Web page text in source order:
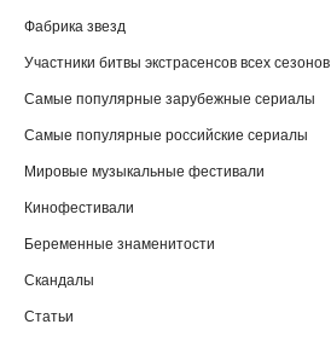
Фабрика звезд
Участники битвы экстрасенсов всех сезонов
Самые популярные зарубежные сериалы
Самые популярные российские сериалы
Мировые музыкальные фестивали
Кинофестивали
Беременные знаменитости
Скандалы
Статьи